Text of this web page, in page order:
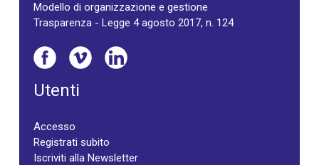
Modello di organizzazione e gestione
Trasparenza - Legge 4 agosto 2017, n. 124
Utenti
Accesso
Registrati subito
Iscriviti alla Newsletter